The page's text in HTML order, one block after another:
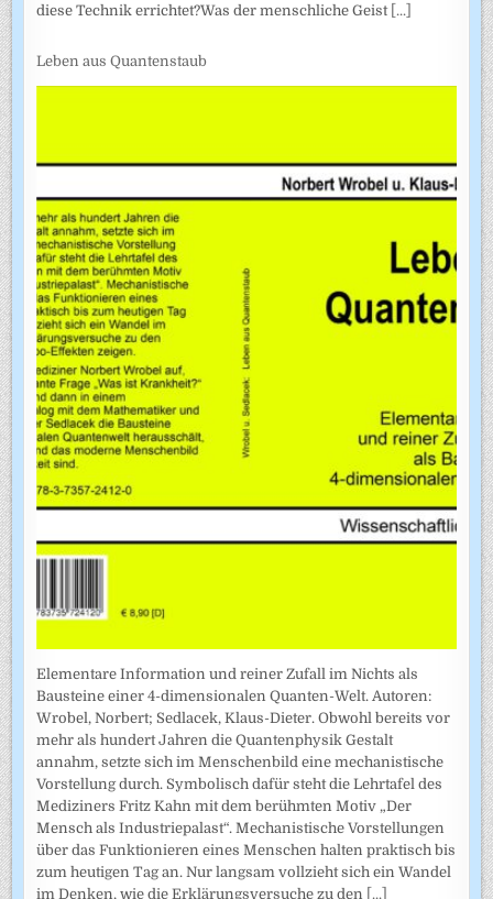
diese Technik errichtet?Was der menschliche Geist [...]
Leben aus Quantenstaub
Elementare Information und reiner Zufall im Nichts als
Bausteine einer 4-dimensionalen Quanten-Welt. Autoren:
Wrobel, Norbert; Sedlacek, Klaus-Dieter. Obwohl bereits vor
mehr als hundert Jahren die Quantenphysik Gestalt
annahm, setzte sich im Menschenbild eine mechanistische
Vorstellung durch. Symbolisch dafür steht die Lehrtafel des
Mediziners Fritz Kahn mit dem berühmten Motiv „Der
Mensch als Industriepalast“. Mechanistische Vorstellungen
über das Funktionieren eines Menschen halten praktisch bis
zum heutigen Tag an. Nur langsam vollzieht sich ein Wandel
im Denken, wie die Erklärungsversuche zu den [...]